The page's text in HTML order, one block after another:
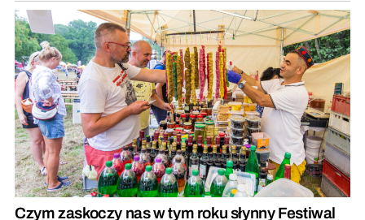
Czym zaskoczy nas w tym roku słynny Festiwal